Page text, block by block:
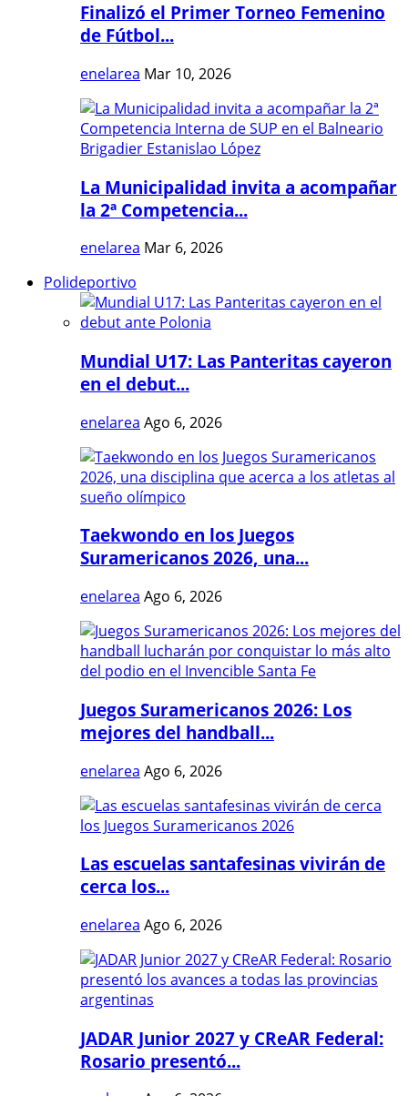
Finalizó el Primer Torneo Femenino
de Fútbol...
enelarea Mar 10, 2026
La Municipalidad invita a acompañar
la 2ª Competencia...
enelarea Mar 6, 2026
Polideportivo
Mundial U17: Las Panteritas cayeron
en el debut...
enelarea Ago 6, 2026
Taekwondo en los Juegos
Suramericanos 2026, una...
enelarea Ago 6, 2026
Juegos Suramericanos 2026: Los
mejores del handball...
enelarea Ago 6, 2026
Las escuelas santafesinas vivirán de
cerca los...
enelarea Ago 6, 2026
JADAR Junior 2027 y CReAR Federal:
Rosario presentó...